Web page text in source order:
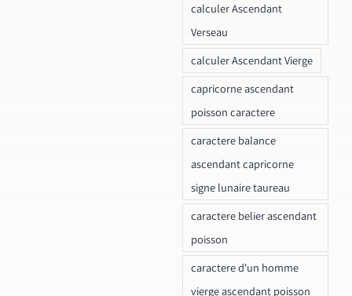
calculer Ascendant
Verseau
calculer Ascendant Vierge
capricorne ascendant
poisson caractere
caractere balance
ascendant capricorne
signe lunaire taureau
caractere belier ascendant
poisson
caractere d'un homme
vierge ascendant poisson